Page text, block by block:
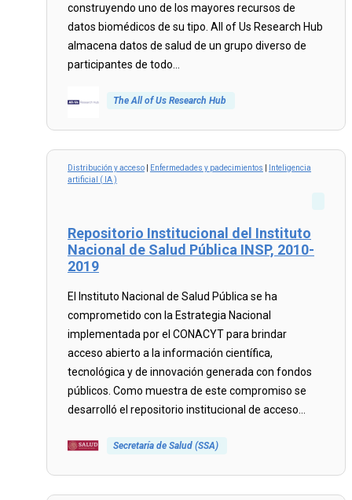
construyendo uno de los mayores recursos de
datos biomédicos de su tipo. All of Us Research Hub
almacena datos de salud de un grupo diverso de
participantes de todo...
The All of Us Research Hub
Distribución y acceso| Enfermedades y padecimientos
Inteligencia
artificial ( IA )
Repositorio Institucional del Instituto
Nacional de Salud Pública INSP, 2010-
2019
El Instituto Nacional de Salud Pública se ha
comprometido con la Estrategia Nacional
implementada por el CONACYT para brindar
acceso abierto a la información científica,
tecnológica y de innovación generada con fondos
públicos. Como muestra de este compromiso se
desarrolló el repositorio institucional de acceso...
Secretaría de Salud (SSA)